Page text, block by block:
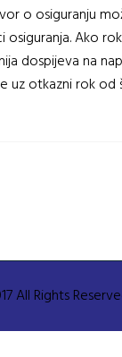
o osiguranju
osiguranja. Ako
dospijeva na
uz otkazni rok od
All Rights